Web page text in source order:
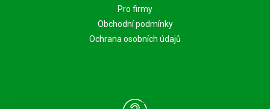
Pro firmy
Obchodní podmínky
Ochrana osobních údajů